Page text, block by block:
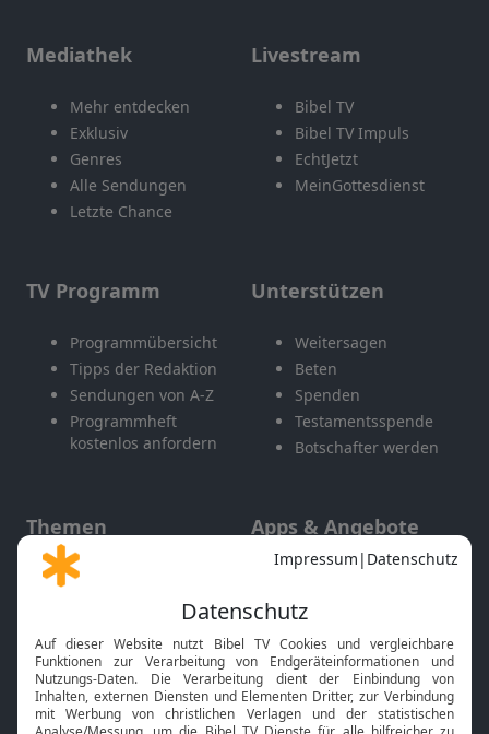
Mediathek
Mehr entdecken
Exklusiv
Genres
Alle Sendungen
Letzte Chance
Livestream
Bibel TV
Bibel TV Impuls
EchtJetzt
MeinGottesdienst
TV Programm
Programmübersicht
Tipps der Redaktion
Sendungen von A-Z
Programmheft
kostenlos anfordern
Unterstützen
Weitersagen
Beten
Spenden
Testamentsspende
Botschafter werden
Themen
Gott und Bibel erklärt
Neuigkeiten
Apps & Angebote
Mobile App
Smart TV
HbbTV
Bibelthek Online-Bibel